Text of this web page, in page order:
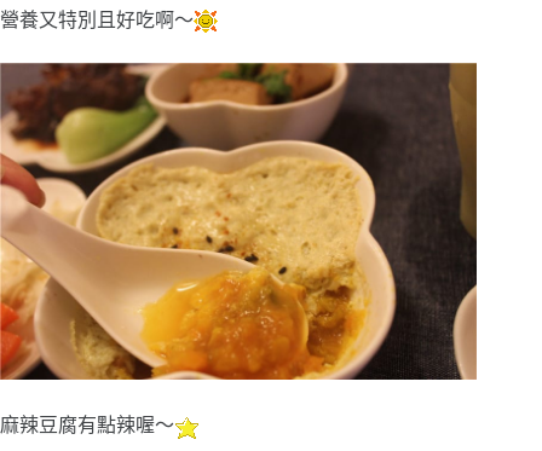
營養又特別且好吃啊～
麻辣豆腐有點辣喔～